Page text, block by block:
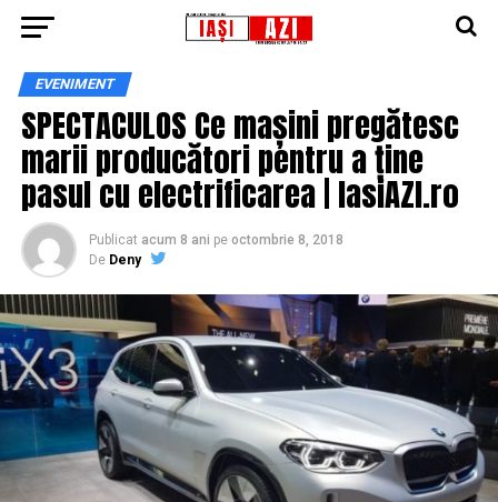
EVENIMENT
SPECTACULOS Ce mașini pregătesc
marii producători pentru a ține
pasul cu electrificarea | IasiAZI.ro
Publicat acum 8 ani pe octombrie 8, 2018
De Deny